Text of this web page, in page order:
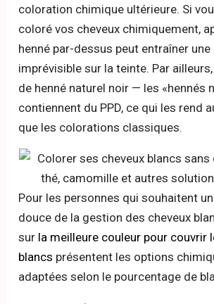
coloration chimique ultérieure. Si
coloré vos cheveux chimiquement,
henné par-dessus peut entraîner
imprévisible sur la teinte. Par ailleurs,
de henné naturel noir — les «hennés
contiennent du PPD, ce qui les rend
que les colorations classiques.
Pour les personnes qui souhaitent
douce de la gestion des cheveux
sur la meilleure couleur pour couvrir
blancs présentent les options
adaptées selon le pourcentage de